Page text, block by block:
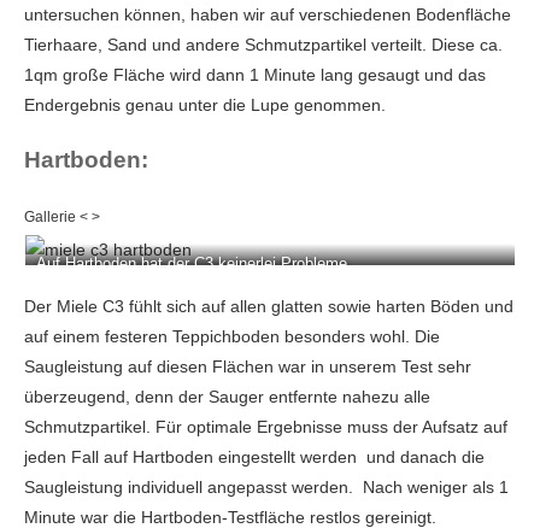
untersuchen können, haben wir auf verschiedenen Bodenfläche
Tierhaare, Sand und andere Schmutzpartikel verteilt. Diese ca.
1qm große Fläche wird dann 1 Minute lang gesaugt und das
Endergebnis genau unter die Lupe genommen.
Hartboden:
Auf Hartboden hat der C3 keinerlei Probleme.
Der Miele C3 fühlt sich auf allen glatten sowie harten Böden und
auf einem festeren Teppichboden besonders wohl. Die
Saugleistung auf diesen Flächen war in unserem Test sehr
überzeugend, denn der Sauger entfernte nahezu alle
Schmutzpartikel. Für optimale Ergebnisse muss der Aufsatz auf
jeden Fall auf Hartboden eingestellt werden und danach die
Saugleistung individuell angepasst werden. Nach weniger als 1
Minute war die Hartboden-Testfläche restlos gereinigt.